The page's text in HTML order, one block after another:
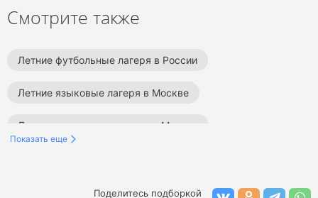
Смотрите также
Летние футбольные лагеря в России
Летние языковые лагеря в Москве
Летние спортивные лагеря в Москве
Летние творческие лагеря в Москве
Показать еще
Поделитесь подборкой